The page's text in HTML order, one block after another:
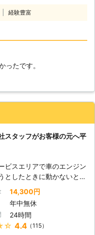
式会社クイックキャット」
からです。車のエンジンは
内の電気を利用して動きだ
くなってしまいます。
とに気づくのは、車を運転
たけれどうんともすんとも
きです。実際に運転をしよ
の瞬間に気が付くので、時
がないことも多いでしょ
経験豊富
ったです。
スタッフがお客様の元へ平
ビスエリアで車のエンジン
としたときに動かないと、
いますよね。エンジンがか
ば自宅にも帰れない、観光
ので八方塞がりです。 そ
そ、弊社「LＩMO」がお
すぐに駆けつけてお助けし
14,300円
年中無休
24時間
4.4（115）